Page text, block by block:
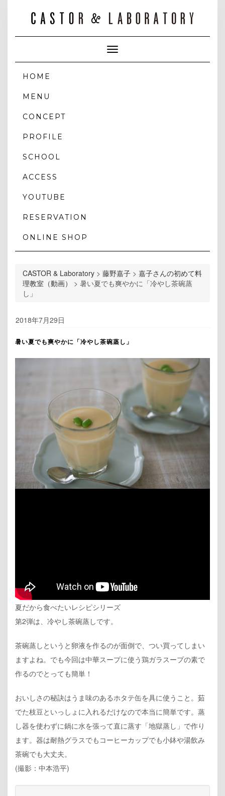
Toggle
Navigation
HOME
MENU
CONCEPT
PROFILE
SCHOOL
ACCESS
YOUTUBE
RESERVATION
ONLINE SHOP
CASTOR & Laboratory > 藤野嘉子 > 嘉子さんの初めて料
理教室（動画）
> 暑い夏でも爽やかに「冷やし茶碗蒸
し」
2018年7月29日
暑い夏でも爽やかに「冷やし茶碗蒸し」
夏だから食べたいレシピシリーズ
第2弾は、冷やし茶碗蒸しです。
茶碗蒸しというと卵液を作るのが面倒で、つい買ってしまい
ますよね。でも今回は中華スープに使う鶏ガラスープの素で
作るのでとっても簡単！
おいしさの秘訣はうま味のあるホタテ缶を具に使うこと。茹
でた枝豆といっしょに入れるだけなので本当に簡単です。蒸
し器を使わずに鍋に水を張って直に蒸す「地獄蒸し」で作り
ます。器は耐熱グラスでもコーヒーカップでも小鉢や湯飲み
茶碗でも大丈夫。
(撮影：中本浩平)